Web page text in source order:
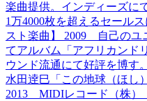
楽曲提供。インディーズに
1万4000枚を超えるセール
スト楽曲】 2009 自己のユ
てアルバム「アフリカンド
ウンド流通にて好評を博
水田逹巳「この地球（ほし
2013 MIDIレコード（株）